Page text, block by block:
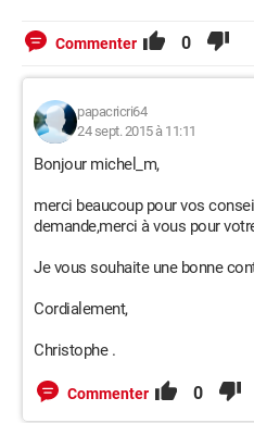
Commenter 0
papacricri64
24 sept. 2015 à 11:11
Bonjour michel_m,
merci beaucoup pour vos
demande,merci à vous pour
Je vous souhaite une bonne
Cordialement,
Christophe .
Commenter 0